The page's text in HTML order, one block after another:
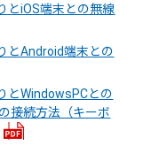
とiOS端末との無線
とAndroid端末との
とWindowsPCとの
接続方法（キーボ